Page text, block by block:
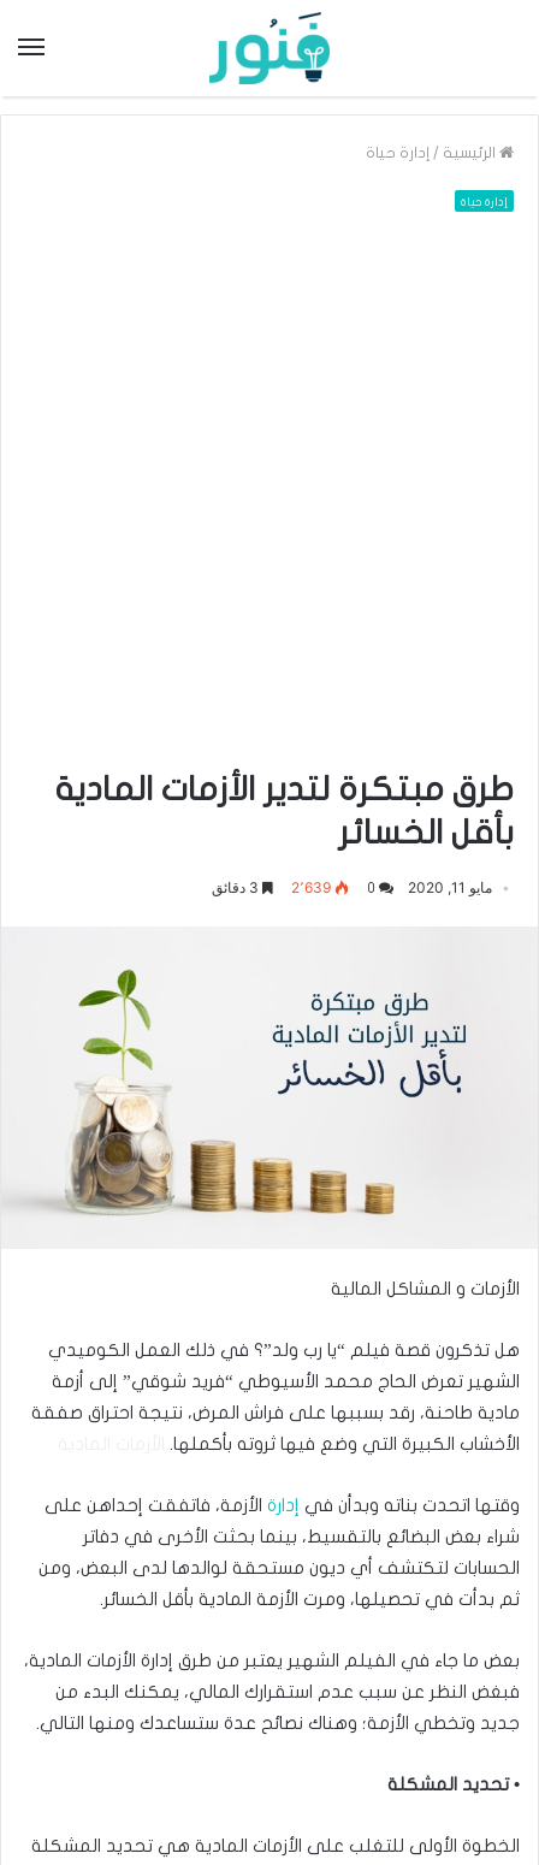
الرئيسية / إدارة حياة
إدارة حياة
طرق مبتكرة لتدير الأزمات المادية
بأقل الخسائر
مايو 11, 2020 2٬639
الأزمات و المشاكل المالية
هل تذكرون قصة فيلم “يا رب ولد”؟ في ذلك العمل الكوميدي
الشهير تعرض الحاج محمد الأسيوطي “فريد شوقي” إلى أزمة
مادية طاحنة، رقد بسببها على فراش المرض، نتيجة احتراق صفقة
الأخشاب الكبيرة التي وضع فيها ثروته بأكملها.
وقتها اتحدت بناته وبدأن في إدارة الأزمة، فاتفقت إحداهن على
شراء بعض البضائع بالتقسيط، بينما بحثت الأخرى في دفاتر
الحسابات لتكتشف أي ديون مستحقة لوالدها لدى البعض، ومن
ثم بدأت في تحصيلها، ومرت الأزمة المادية بأقل الخسائر.
بعض ما جاء في الفيلم الشهير يعتبر من طرق إدارة الأزمات المادية،
فبغض النظر عن سبب عدم استقرارك المالي، يمكنك البدء من
جديد وتخطي الأزمة؛ وهناك نصائح عدة ستساعدك ومنها التالي.
• تحديد المشكلة
الخطوة الأولى للتغلب على الأزمات المادية هي تحديد المشكلة